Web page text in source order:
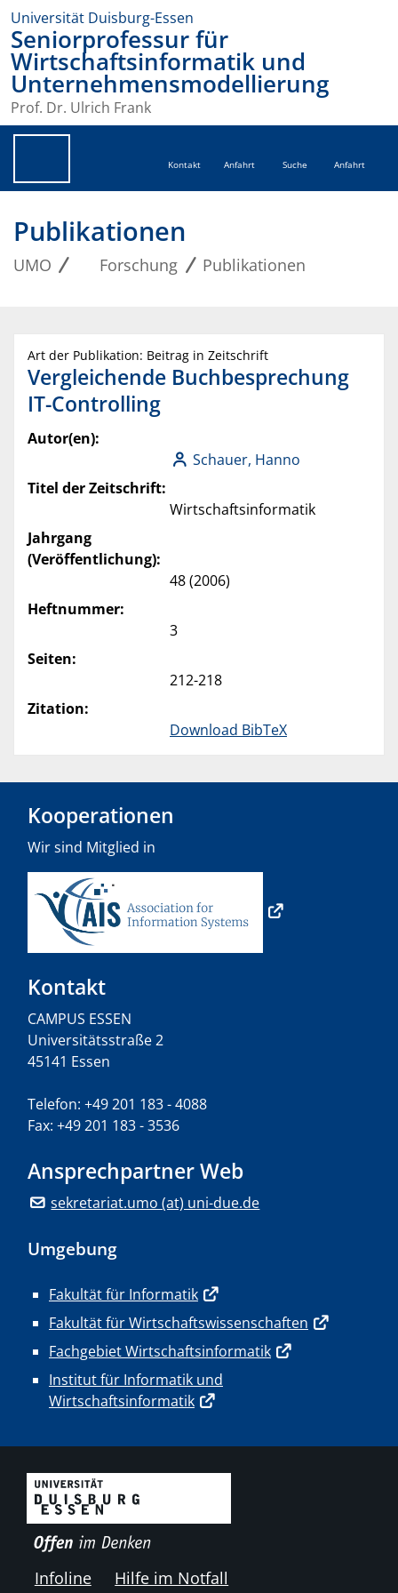
Universität Duisburg-Essen
Seniorprofessur für
Wirtschaftsinformatik und
Unternehmensmodellierung
Prof. Dr. Ulrich Frank
Kontakt Anfahrt Suche Anfahrt
Publikationen
UMO Forschung Publikationen
Art der Publikation: Beitrag in Zeitschrift
Vergleichende Buchbesprechung
IT-Controlling
Autor(en):
Schauer, Hanno
Titel der Zeitschrift:
Wirtschaftsinformatik
Jahrgang
(Veröffentlichung):
48 (2006)
Heftnummer:
3
Seiten:
212-218
Zitation:
Download BibTeX
Kooperationen
Wir sind Mitglied in
Kontakt
CAMPUS ESSEN
Universitätsstraße 2
45141 Essen
Telefon: +49 201 183 - 4088
Fax: +49 201 183 - 3536
Ansprechpartner Web
sekretariat.umo (at) uni-due.de
Umgebung
Fakultät für Informatik
Fakultät für Wirtschaftswissenschaften
Fachgebiet Wirtschaftsinformatik
Institut für Informatik und
Wirtschaftsinformatik
Infoline Hilfe im Notfall